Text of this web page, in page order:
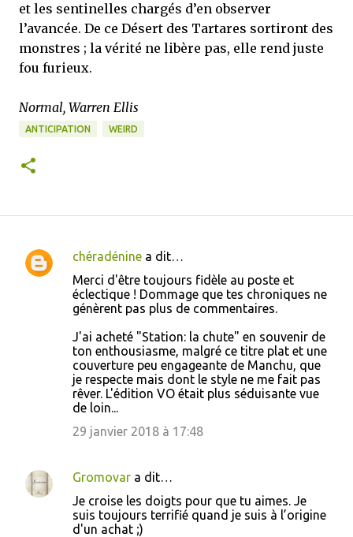
et les sentinelles chargés d’en observer
l’avancée. De ce Désert des Tartares sortiront des
monstres ; la vérité ne libère pas, elle rend juste
fou furieux.
Normal, Warren Ellis
ANTICIPATION WEIRD
C
e
chéradénine a dit…
Merci d'être toujours fidèle au poste et
éclectique ! Dommage que tes chroniques ne
génèrent pas plus de commentaires.
J'ai acheté "Station: la chute" en souvenir de
ton enthousiasme, malgré ce titre plat et une
couverture peu engageante de Manchu, que
je respecte mais dont le style ne me fait pas
rêver. L'édition VO était plus séduisante vue
de loin...
29 janvier 2018 à 17:48
Gromovar a dit…
Je croise les doigts pour que tu aimes. Je
suis toujours terrifié quand je suis à l’origine
d'un achat ;)